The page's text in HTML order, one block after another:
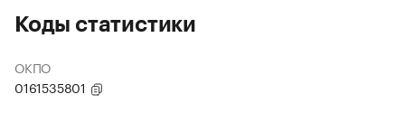
Коды статистики
ОКПО
0161535801